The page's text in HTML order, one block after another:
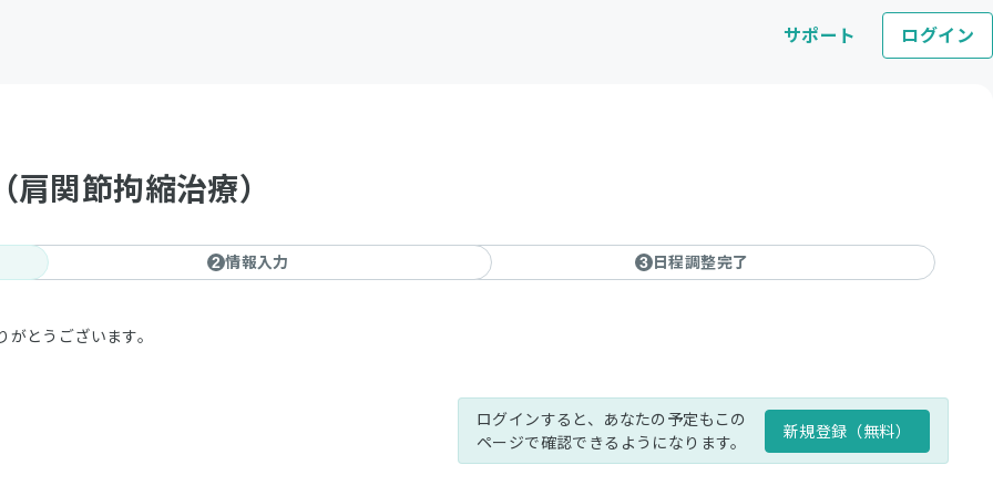
サポート ログイン
関節拘縮治療）
2 情報入力 3 日程調整完了
とうございます。
ログインすると、あなたの予定もこの
ページで確認できるようになります。
新規登録（無料）